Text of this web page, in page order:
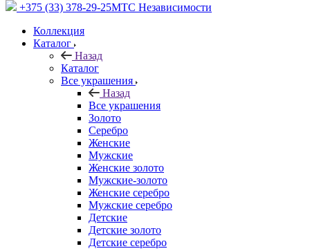
+375 (33) 378-29-25МТС Независимости
Коллекция
Каталог
Назад
Каталог
Все украшения
Назад
Все украшения
Золото
Серебро
Женские
Мужские
Женские золото
Мужские-золото
Женские серебро
Мужские серебро
Детские
Детские золото
Детские серебро